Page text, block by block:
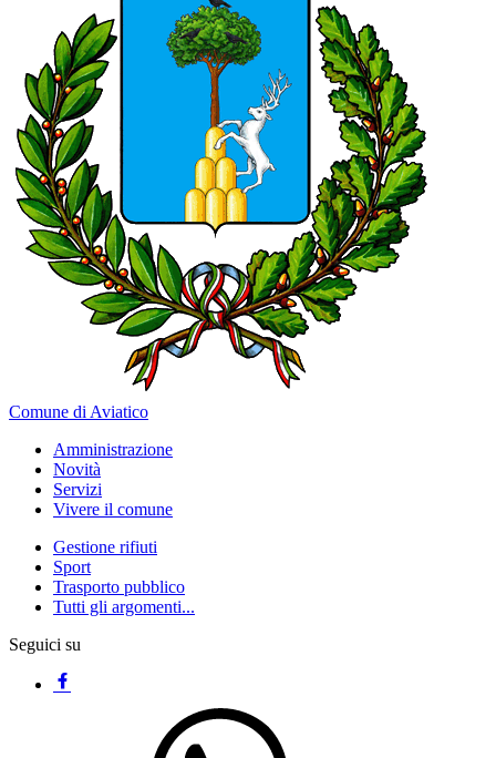
Comune di Aviatico
Amministrazione
Novità
Servizi
Vivere il comune
Gestione rifiuti
Sport
Trasporto pubblico
Tutti gli argomenti...
Seguici su